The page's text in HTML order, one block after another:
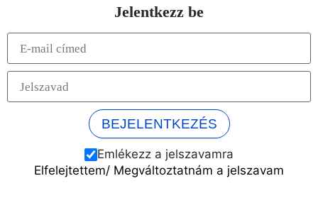
Jelentkezz be
Emlékezz a jelszavamra
Elfelejtettem/ Megváltoztatnám a jelszavam